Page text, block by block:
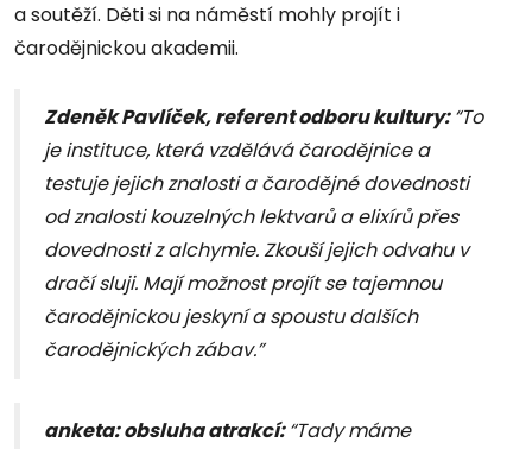
a soutěží. Děti si na náměstí mohly projít i
čarodějnickou akademii.
Zdeněk Pavlíček, referent odboru kultury:“To
je instituce, která vzdělává čarodějnice a
testuje jejich znalosti a čarodějné dovednosti
od znalosti kouzelných lektvarů a elixírů přes
dovednosti z alchymie. Zkouší jejich odvahu v
dračí sluji. Mají možnost projít se tajemnou
čarodějnickou jeskyní a spoustu dalších
čarodějnických zábav.”
anketa: obsluha atrakcí:“Tady máme